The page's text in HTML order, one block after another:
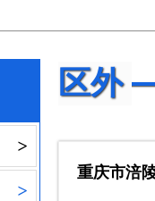
>
>
区外
重庆市涪